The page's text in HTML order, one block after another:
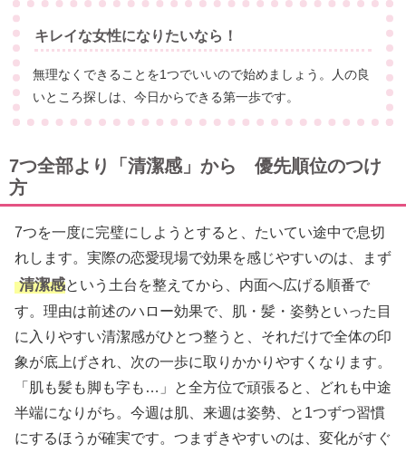
キレイな女性になりたいなら！
無理なくできることを1つでいいので始めましょう。人の良
いところ探しは、今日からできる第一歩です。
7つ全部より「清潔感」から 優先順位のつけ
方
7つを一度に完璧にしようとすると、たいてい途中で息切
れします。実際の恋愛現場で効果を感じやすいのは、まず
清潔感という土台を整えてから、内面へ広げる順番で
す。理由は前述のハロー効果で、肌・髪・姿勢といった目
に入りやすい清潔感がひとつ整うと、それだけで全体の印
象が底上げされ、次の一歩に取りかかりやすくなります。
「肌も髪も脚も字も…」と全方位で頑張ると、どれも中途
半端になりがち。今週は肌、来週は姿勢、と1つずつ習慣
にするほうが確実です。つまずきやすいのは、変化がすぐ